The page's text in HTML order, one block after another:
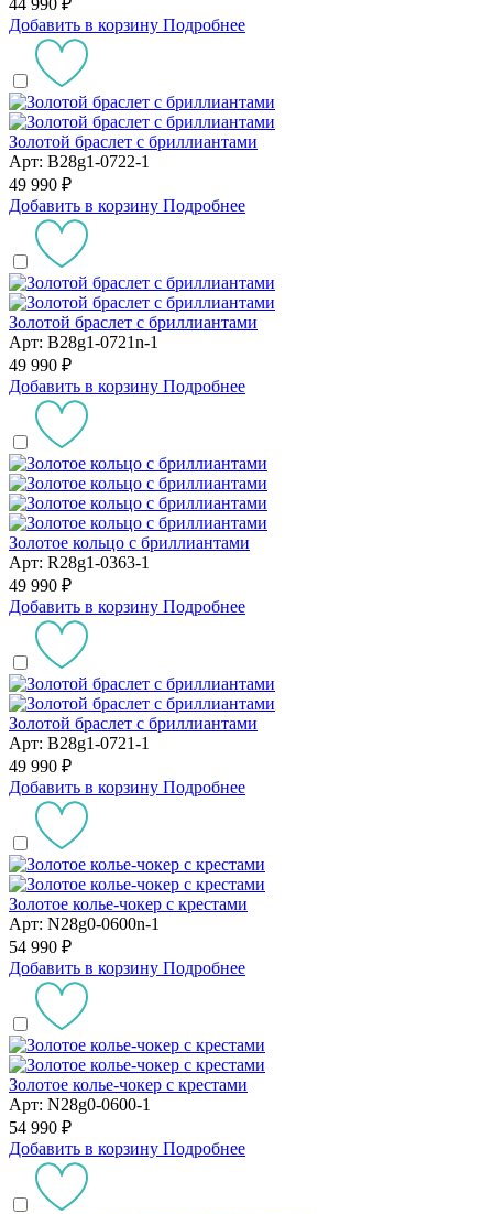
44 990 ₽
Добавить в корзину Подробнее
Золотой браслет с бриллиантами
Арт: B28g1-0722-1
49 990 ₽
Добавить в корзину Подробнее
Золотой браслет с бриллиантами
Арт: B28g1-0721n-1
49 990 ₽
Добавить в корзину Подробнее
Золотое кольцо с бриллиантами
Арт: R28g1-0363-1
49 990 ₽
Добавить в корзину Подробнее
Золотой браслет с бриллиантами
Арт: B28g1-0721-1
49 990 ₽
Добавить в корзину Подробнее
Золотое колье-чокер с крестами
Арт: N28g0-0600n-1
54 990 ₽
Добавить в корзину Подробнее
Золотое колье-чокер с крестами
Арт: N28g0-0600-1
54 990 ₽
Добавить в корзину Подробнее